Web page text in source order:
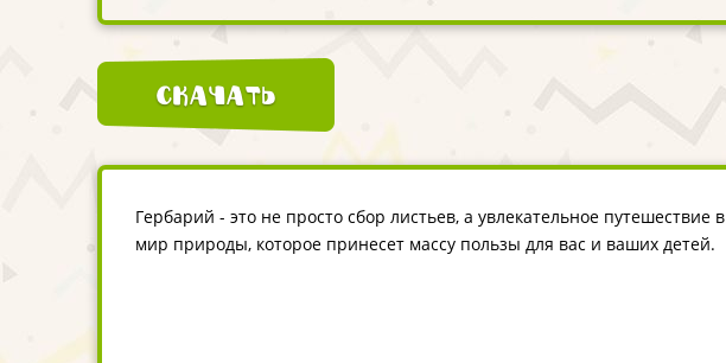
Скачать
Гербарий - это не просто сбор листьев, а увлекательное путешествие в
мир природы, которое принесет массу пользы для вас и ваших детей.